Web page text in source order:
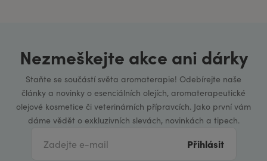
Nezmeškejte akce ani dárky
Staňte se součástí světa aromaterapie! Odebírejte naše
články a novinky o esenciálních olejích, aromaterapeutické
olejové kosmetice či veterinárních přípravcích. Jako první vám
dáme vědět o exkluzivních slevách, novinkách a tipech.
Přihlásit